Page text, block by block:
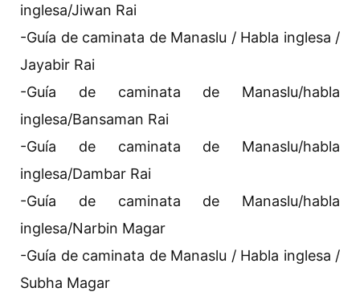
inglesa/Jiwan Rai
-Guía de caminata de Manaslu / Habla inglesa /
Jayabir Rai
-Guía de caminata de Manaslu/habla
inglesa/Bansaman Rai
-Guía de caminata de Manaslu/habla
inglesa/Dambar Rai
-Guía de caminata de Manaslu/habla
inglesa/Narbin Magar
-Guía de caminata de Manaslu / Habla inglesa /
Subha Magar